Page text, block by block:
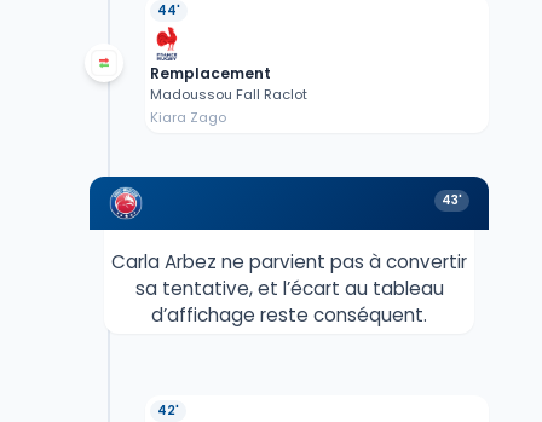
44'
Remplacement
Madoussou Fall Raclot
Kiara Zago
43'
Carla Arbez ne parvient pas à convertir
sa tentative, et l’écart au tableau
d’affichage reste conséquent.
42'